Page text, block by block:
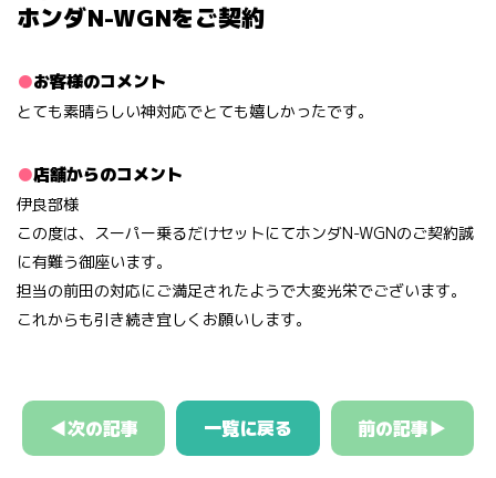
ホンダN-WGNをご契約
お客様のコメント
とても素晴らしい神対応でとても嬉しかったです。
店舗からのコメント
伊良部様
この度は、スーパー乗るだけセットにてホンダN-WGNのご契約誠
に有難う御座います。
担当の前田の対応にご満足されたようで大変光栄でございます。
これからも引き続き宜しくお願いします。
◀次の記事 一覧に戻る 前の記事▶